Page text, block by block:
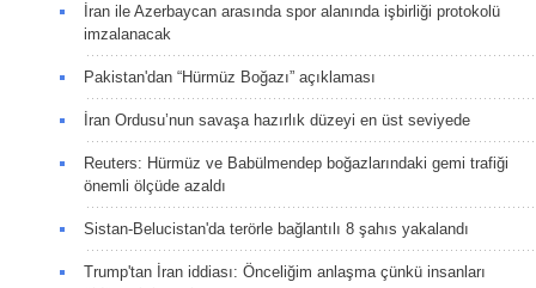
İran ile Azerbaycan arasında spor alanında işbirliği protokolü
imzalanacak
Pakistan'dan “Hürmüz Boğazı” açıklaması
İran Ordusu’nun savaşa hazırlık düzeyi en üst seviyede
Reuters: Hürmüz ve Babülmendep boğazlarındaki gemi trafiği
önemli ölçüde azaldı
Sistan-Belucistan'da terörle bağlantılı 8 şahıs yakalandı
Trump'tan İran iddiası: Önceliğim anlaşma çünkü insanları